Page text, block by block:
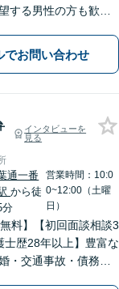
する男性の方も歓迎
室】
でお問い合わせ
インタビューを
見る
通一番
から徒
分
営業時間：10:0
0~12:00（土曜
日）
料】【初回面談相談3
士歴28年以上】豊富な
・交通事故・債務整